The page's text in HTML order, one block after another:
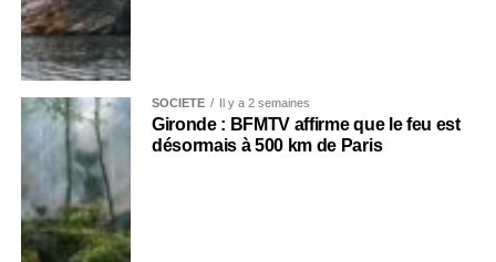
SOCIÉTÉ Il y a 2 semaines
Gironde : BFMTV affirme que le feu est
désormais à 500 km de Paris